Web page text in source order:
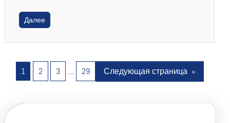
Далее
1 2 3 … 29 Следующая страница »